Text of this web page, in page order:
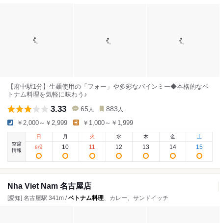
【府中駅1分】生麺使用の「フォー」や多彩なバインミー◆本格的なベ
トナム料理を気軽に味わう♪
3.33 65 人 883 人
￥2,000～￥2,999 ￥1,000～￥1,999
空席
情報
日
8/9
月
10
火
11
水
12
木
13
金
14
土
15
Nha Viet Nam 名古屋店
[愛知] 名古屋駅 341m /ベトナム料理、カレー、サンドイッチ